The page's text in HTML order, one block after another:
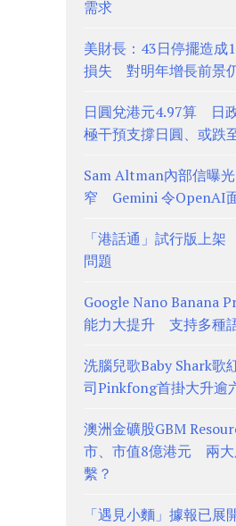
需求
美財長：43日停擺造成
損失 對明年增長前景
日圓兌港元4.97算 日
極干預支撐日圓、或跌
Sam Altman內部信曝
窄 Gemini 令OpenAI
「港話通」試行版上
問題
Google Nano Banana
能力大提升 支持多種
洗腦兒歌Baby Shark
司Pinkfong首掛大升逾
澳洲金礦股GBM
市、市值8億港元 兩大
繫？
「遇見小麵」據報已展